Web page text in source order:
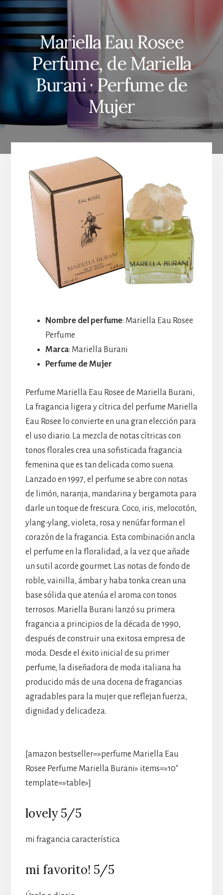
Mariella Eau Rosee
Perfume, de Mariella
Burani · Perfume de
Mujer
Nombre del perfume: Mariella Eau Rosee
Perfume
Marca: Mariella Burani
Perfume de Mujer
Perfume Mariella Eau Rosee de Mariella Burani,
La fragancia ligera y cítrica del perfume Mariella
Eau Rosee lo convierte en una gran elección para
el uso diario. La mezcla de notas cítricas con
tonos florales crea una sofisticada fragancia
femenina que es tan delicada como suena.
Lanzado en 1997, el perfume se abre con notas
de limón, naranja, mandarina y bergamota para
darle un toque de frescura. Coco, iris, melocotón,
ylang-ylang, violeta, rosa y nenúfar forman el
corazón de la fragancia. Esta combinación ancla
el perfume en la floralidad, a la vez que añade
un sutil acorde gourmet. Las notas de fondo de
roble, vainilla, ámbar y haba tonka crean una
base sólida que atenúa el aroma con tonos
terrosos. Mariella Burani lanzó su primera
fragancia a principios de la década de 1990,
después de construir una exitosa empresa de
moda. Desde el éxito inicial de su primer
perfume, la diseñadora de moda italiana ha
producido más de una docena de fragancias
agradables para la mujer que reflejan fuerza,
dignidad y delicadeza.
[amazon bestseller=»perfume Mariella Eau
Rosee Perfume Mariella Burani» items=»10″
template=»table»]
lovely 5/5
mi fragancia característica
mi favorito! 5/5